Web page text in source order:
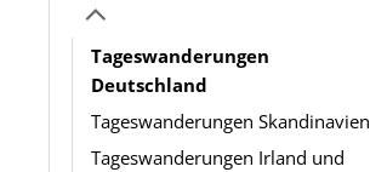
Tageswanderungen
Deutschland
Tageswanderungen Skandinavien
Tageswanderungen Irland und